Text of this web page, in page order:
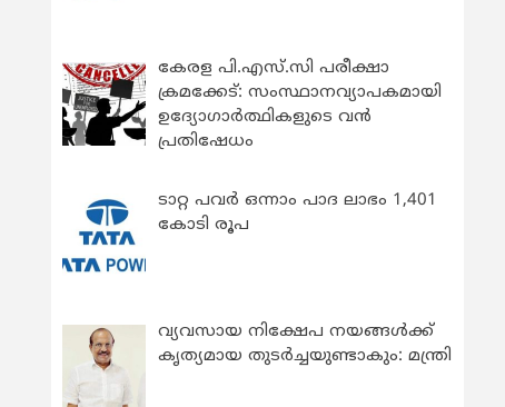
കേരള പി.എസ്.സി പരീക്ഷാ
ക്രമക്കേട്: സംസ്ഥാനവ്യാപകമായി
ഉദ്യോഗാര്‍ത്ഥികളുടെ വന്‍
പ്രതിഷേധം
ടാറ്റ പവർ ഒന്നാം പാദ ലാഭം 1,401
കോടി രൂപ
വ്യവസായ നിക്ഷേപ നയങ്ങള്‍ക്ക്
കൃത്യമായ തുടര്‍ച്ചയുണ്ടാകും: മന്ത്രി